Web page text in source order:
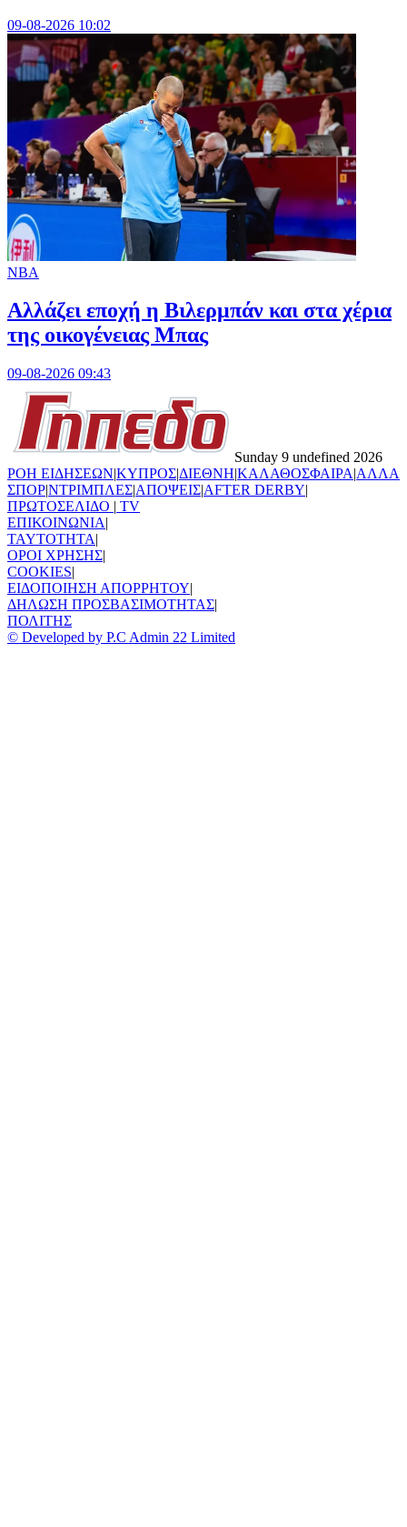
09-08-2026 10:02
NBA
Aλλάζει εποχή η Βιλερμπάν και στα χέρια
της οικογένειας Μπας
09-08-2026 09:43
Sunday 9 undefined 2026
ΡΟΗ ΕΙΔΗΣΕΩΝ|ΚΥΠΡΟΣ|ΔΙΕΘΝΗ|ΚΑΛΑΘΟΣΦΑΙΡΑ|ΑΛΛΑ
ΣΠΟΡ|ΝΤΡΙΜΠΛΕΣ|ΑΠΟΨΕΙΣ|AFTER DERBY|
ΠΡΩΤΟΣΕΛΙΔΟ | TV
ΕΠΙΚΟΙΝΩΝΙΑ|
TAYTOTHTA|
ΟΡΟΙ ΧΡΗΣΗΣ|
COOKIES|
ΕΙΔΟΠΟΙΗΣΗ ΑΠΟΡΡΗΤΟΥ|
ΔΗΛΩΣΗ ΠΡΟΣΒΑΣΙΜΟΤΗΤΑΣ|
ΠΟΛΙΤΗΣ
© Developed by P.C Admin 22 Limited